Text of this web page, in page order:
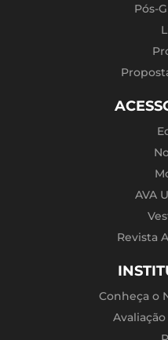
Pós-
AVA
Revista
Conheça o